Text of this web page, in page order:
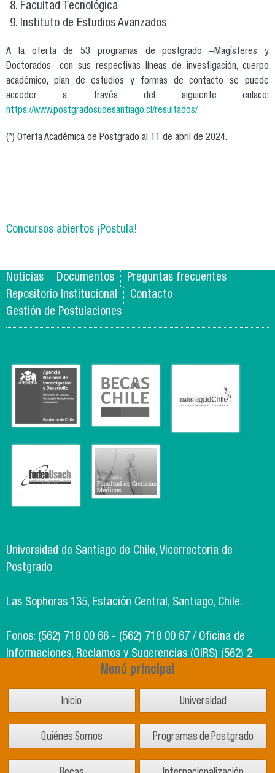
Menú principal
Inicio Universidad
Quiénes Somos Programas de Postgrado
Facultad Tecnológica
Instituto de Estudios Avanzados
A la oferta de 53 programas de postgrado –Magísteres y
Doctorados- con sus respectivas líneas de investigación, cuerpo
académico, plan de estudios y formas de contacto se puede
acceder a través del siguiente enlace:
https://www.postgradosudesantiago.cl/resultados/
(*) Oferta Académica de Postgrado al 11 de abril de 2024.
Concursos abiertos ¡Postula!
Noticias Documentos
Preguntas frecuentes
Repositorio Institucional
Contacto
Gestión de Postulaciones
Universidad de Santiago de Chile, Vicerrectoría de
Postgrado
Las Sophoras 135, Estación Central, Santiago, Chile.
Fonos: (562) 718 00 66 - (562) 718 00 67 / Oficina de
Informaciones, Reclamos y Sugerencias (OIRS) (562) 2
Soporte Informático Segic: (562) 718 02 25